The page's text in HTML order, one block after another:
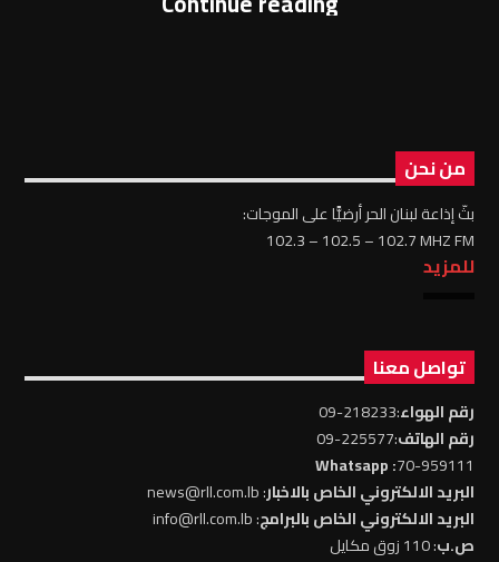
من نحن
بثّ إذاعة لبنان الحر أرضيًّا على الموجات:
102.3 – 102.5 – 102.7 MHZ FM
للمزيد
تواصل معنا
رقم الهواء:218233-09
رقم الهاتف:225577-09
70-959111
: Whatsapp
البريد الالكتروني الخاص بالاخبار: news@rll.com.lb
البريد الالكتروني الخاص بالبرامج: info@rll.com.lb
ص.ب: 110 زوق مكايل